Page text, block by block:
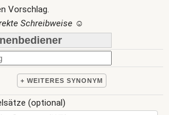
Vorschlag.
Schreibweise ☺
+ WEITERES SYNONYM
(optional)